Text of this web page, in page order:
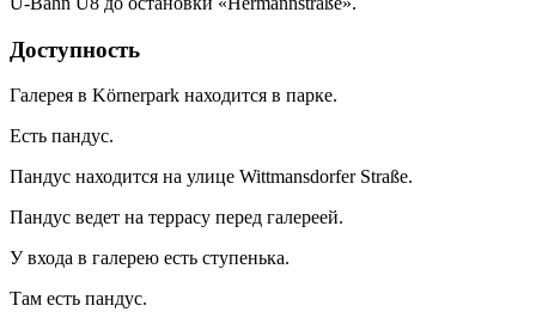
Доступность
Галерея в Körnerpark находится в парке.
Есть пандус.
Пандус находится на улице Wittmansdorfer Straße.
Пандус ведет на террасу перед галереей.
У входа в галерею есть ступенька.
Там есть пандус.